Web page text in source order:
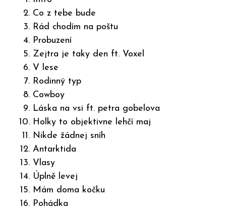
Co z tebe bude
Rád chodím na poštu
Probuzení
Zejtra je taky den ft. Voxel
V lese
Rodinný typ
Cowboy
Láska na vsi ft. petra gobelova
Holky to objektivne lehčí maj
Nikde žádnej sníh
Antarktida
Vlasy
Úplně levej
Mám doma kočku
Pohádka